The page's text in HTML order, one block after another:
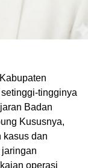
tingginya
Badan
Kususnya,
kasus dan
operasi